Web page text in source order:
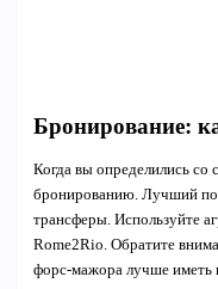
Бронирование:
Когда вы определились со
бронированию. Лучший
трансферы. Используйте
Rome2Rio. Обратите
форс-мажора лучше иметь